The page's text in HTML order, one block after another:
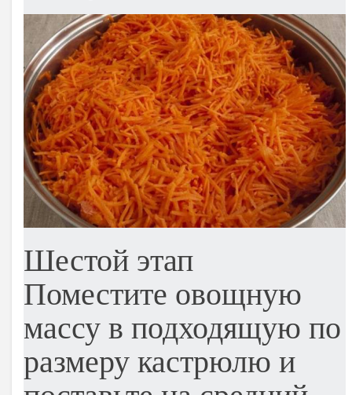
Шестой этап
Поместите овощную
массу в подходящую по
размеру кастрюлю и